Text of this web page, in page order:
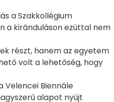
a Szakkollégium
a kiránduláson ezúttal nem
részt, hanem az egyetem
volt a lehetőség, hogy
Velencei Biennále
alapot nyújt